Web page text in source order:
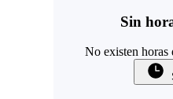
Sin
No existen horas